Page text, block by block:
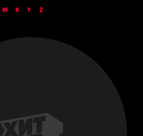
W X Y Z